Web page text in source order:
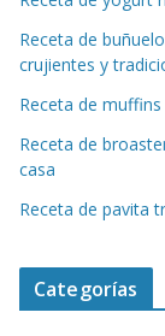
Receta de
crujientes y
Receta de
Receta de
casa
Receta de pavita
Categorías